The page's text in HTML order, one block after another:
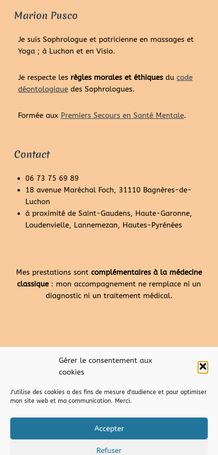
Gérer le consentement aux
cookies
J'utilise des cookies a des fins de mesure d'audience et pour optimiser
mon site web et ma communication. Merci.
Accepter
Refuser
Marion Pusco
Je suis Sophrologue et patricienne en massages et
Yoga ; à Luchon et en Visio.
Je respecte les règles morales et éthiquesdu code
déontologiquedes Sophrologues.
Formée aux Premiers Secours en Santé Mentale.
Contact
06 73 75 69 89
18 avenue Maréchal Foch, 31110 Bagnères-de-
Luchon
à proximité de Saint-Gaudens, Haute-Garonne,
Loudenvielle, Lannemezan, Hautes-Pyrénées
Mes prestations sont complémentaires à la médecine
classique : mon accompagnement ne remplace ni un
diagnostic ni un traitement médical.